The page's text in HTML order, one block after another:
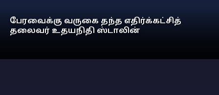
பேரவைக்கு வருகை தந்த எதிர்க்கட்சித்
தலைவர் உதயநிதி ஸ்டாலின்